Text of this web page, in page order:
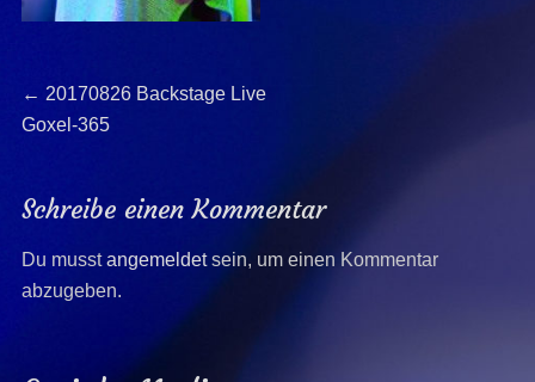
Beitragsnavigation
← Previous
post:
20170826 Backstage Live
Goxel-365
Schreibe einen Kommentar
Du musstangemeldetsein, um einen Kommentar
abzugeben.